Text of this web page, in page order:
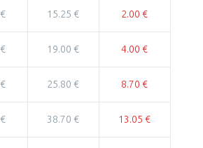
15.25 € 2.00 €
19.00 € 4.00 €
25.80 € 8.70 €
38.70 € 13.05 €